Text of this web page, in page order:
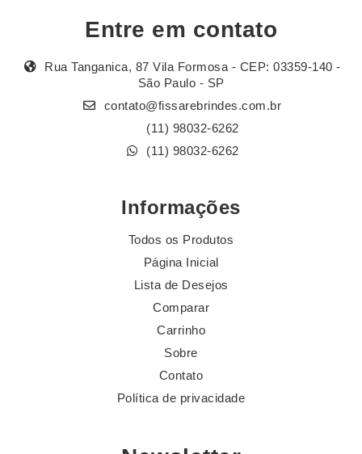
Entre em contato
Rua Tanganica, 87 Vila Formosa - CEP: 03359-140 -
São Paulo - SP
contato@fissarebrindes.com.br
(11) 98032-6262
(11) 98032-6262
Informações
Todos os Produtos
Página Inicial
Lista de Desejos
Comparar
Carrinho
Sobre
Contato
Política de privacidade